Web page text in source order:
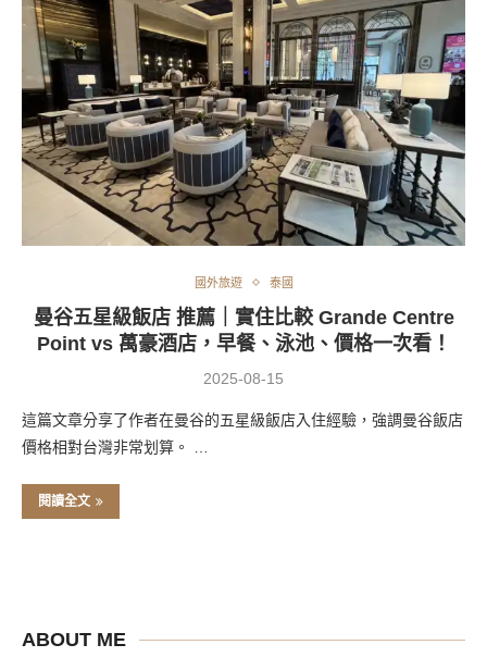
國外旅遊 泰國
曼谷五星級飯店 推薦｜實住比較 Grande Centre
Point vs 萬豪酒店，早餐、泳池、價格一次看！
2025-08-15
這篇文章分享了作者在曼谷的五星級飯店入住經驗，強調曼谷飯店
價格相對台灣非常划算。 …
閱讀全文
ABOUT ME